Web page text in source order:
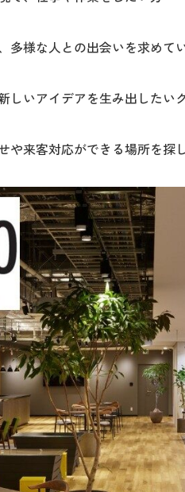
多様な人との出会いを求めて
しいアイデアを生み出したい
や来客対応ができる場所を探